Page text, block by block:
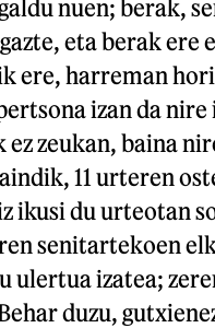
nuen; berak,
eta berak ere
ere, harreman
izan da nire
zeukan, baina
11 urteren
ikusi du urteotan
senitartekoen
ulertua izatea;
duzu,